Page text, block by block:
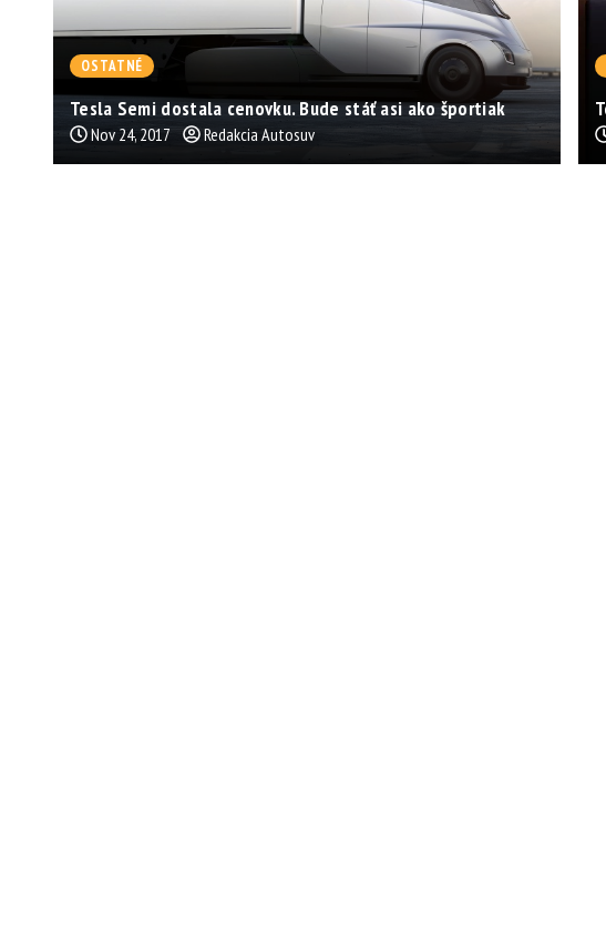
OSTATNÉ
Tesla Semi dostala cenovku. Bude stáť asi ako športiak
Nov 24, 2017 Redakcia Autosuv